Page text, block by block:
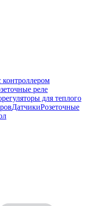
контроллером
реле
для теплого
ДатчикиРозеточные